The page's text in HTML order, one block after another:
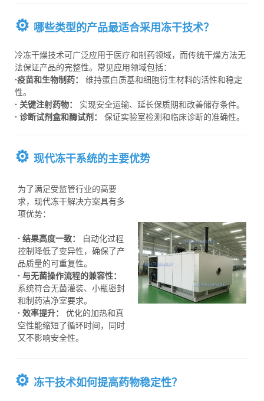
⚙️ 哪些类型的产品最适合采用冻干技术？
冷冻干燥技术可广泛应用于医疗和制药领域，而传统干燥方法无
法保证产品的完整性。常见应用领域包括：
·疫苗和生物制药：
维持蛋白质基和细胞衍生材料的活性和稳定
性。
· 关键注射药物：
实现安全运输、延长保质期和改善储存条件。
· 诊断试剂盒和酶试剂： 保证实验室检测和临床诊断的准确性。
⚙️ 现代冻干系统的主要优势
为了满足受监管行业的高要
求，现代冻干解决方案具有多
项优势：
· 结果高度一致：
自动化过程
控制降低了变异性，确保了产
品质量的可重复性。
· 与无菌操作流程的兼容性：
系统符合无菌灌装、小瓶密封
和制药洁净室要求。
· 效率提升： 优化的加热和真
空性能缩短了循环时间，同时
又不影响安全性。
⚙️ 冻干技术如何提高药物稳定性？